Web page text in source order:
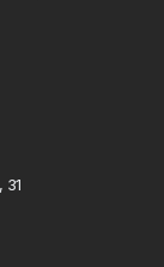
31